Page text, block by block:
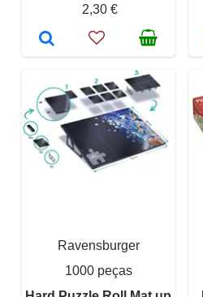
2,30 €
Ravensburger
1000 peças